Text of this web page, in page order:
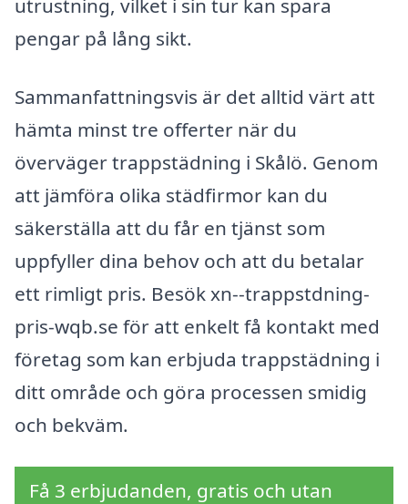
utrustning, vilket i sin tur kan spara
pengar på lång sikt.
Sammanfattningsvis är det alltid värt att
hämta minst tre offerter när du
överväger trappstädning i Skålö. Genom
att jämföra olika städfirmor kan du
säkerställa att du får en tjänst som
uppfyller dina behov och att du betalar
ett rimligt pris. Besök xn--trappstdning-
pris-wqb.se för att enkelt få kontakt med
företag som kan erbjuda trappstädning i
ditt område och göra processen smidig
och bekväm.
Få 3 erbjudanden, gratis och utan